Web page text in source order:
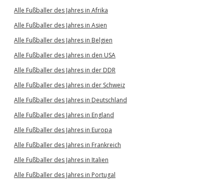
Alle Fußballer des Jahres in Afrika
Alle Fußballer des Jahres in Asien
Alle Fußballer des Jahres in Belgien
Alle Fußballer des Jahres in den USA
Alle Fußballer des Jahres in der DDR
Alle Fußballer des Jahres in der Schweiz
Alle Fußballer des Jahres in Deutschland
Alle Fußballer des Jahres in England
Alle Fußballer des Jahres in Europa
Alle Fußballer des Jahres in Frankreich
Alle Fußballer des Jahres in Italien
Alle Fußballer des Jahres in Portugal